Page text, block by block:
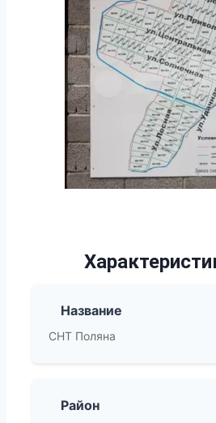
Название
СНТ Поляна
Район